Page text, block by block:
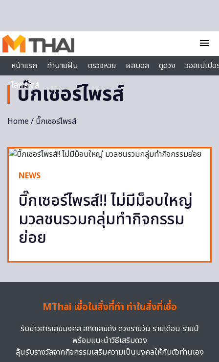
menu
หน้าแรก
ทำนายฝัน ตรวจหวย ผลบอล ดูดวง
วอลเปเป
ไลฟ์สไตล์
บิ๊กเซอร์ไพรส์
Home/ บิ๊กเซอร์ไพรส์
NEWS
บิ๊กเซอร์ไพรส์!! ไม่มีม็อบใหญ่
มวลชนรวมกลุ่มทำกิจกรรม
ย่อย
MThai เชื่อในสิ่งที่ทำ ทำในสิ่งที่เชื่อ
รับข่าวสารเลขมงคล สถิติเลขดัง ดวงรายวัน รายเดือน รายปี
พร้อมแนะนำวิธีเสริมดวง
ลุ้นรับรางวัลจากกิจกรรมเสริมความเป็นมงคลให้กับตัวท่านเอง